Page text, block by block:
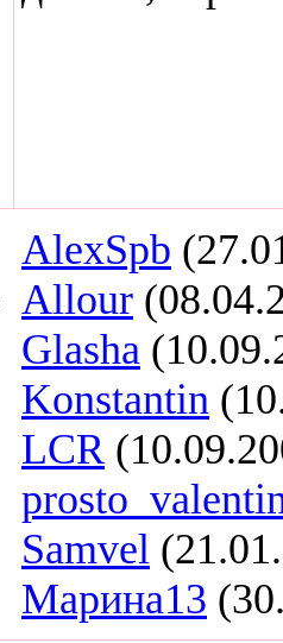
AlexSpb
Allour
Glasha
Konstantin
LCR
Samvel
Марина13